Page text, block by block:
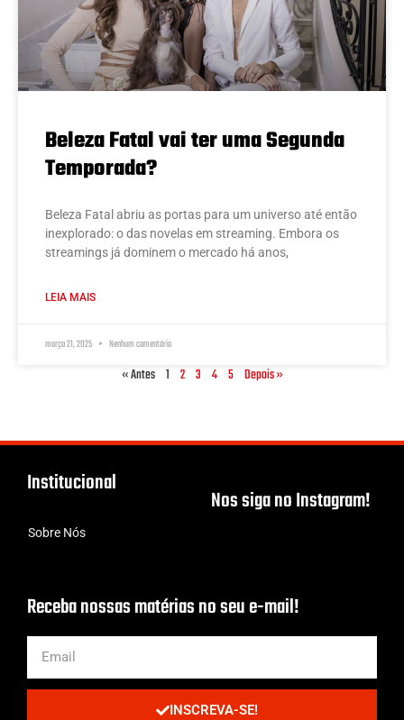
Beleza Fatal vai ter uma Segunda
Temporada?
Beleza Fatal abriu as portas para um universo até então
inexplorado: o das novelas em streaming. Embora os
streamings já dominem o mercado há anos,
LEIA MAIS
março 21, 2025 Nenhum comentário
« Antes 1 2 3 4 5 Depois »
Institucional
Sobre Nós
Nos siga no Instagram!
Receba nossas matérias no seu e-mail!
INSCREVA-SE!